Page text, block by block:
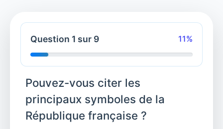
Question 1 sur 9 11%
Pouvez-vous citer les
principaux symboles de la
République française ?